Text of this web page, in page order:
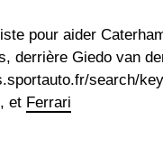
pour aider
derrière Giedo van
search/
, et Ferrari